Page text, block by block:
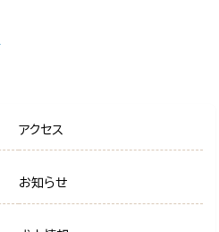
アクセス
お知らせ